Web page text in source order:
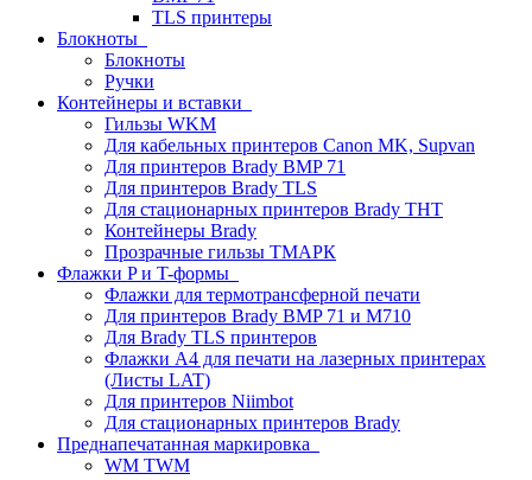
TLS принтеры
Блокноты
Блокноты
Ручки
Контейнеры и вставки
Гильзы WKM
Для кабельных принтеров Canon MK, Supvan
Для принтеров Brady BMP 71
Для принтеров Brady TLS
Для стационарных принтеров Brady THT
Контейнеры Brady
Прозрачные гильзы ТМАРК
Флажки P и T-формы
Флажки для термотрансферной печати
Для принтеров Brady BMP 71 и M710
Для Brady TLS принтеров
Флажки A4 для печати на лазерных принтерах
(Листы LAT)
Для принтеров Niimbot
Для стационарных принтеров Brady
Преднапечатанная маркировка
WM TWM